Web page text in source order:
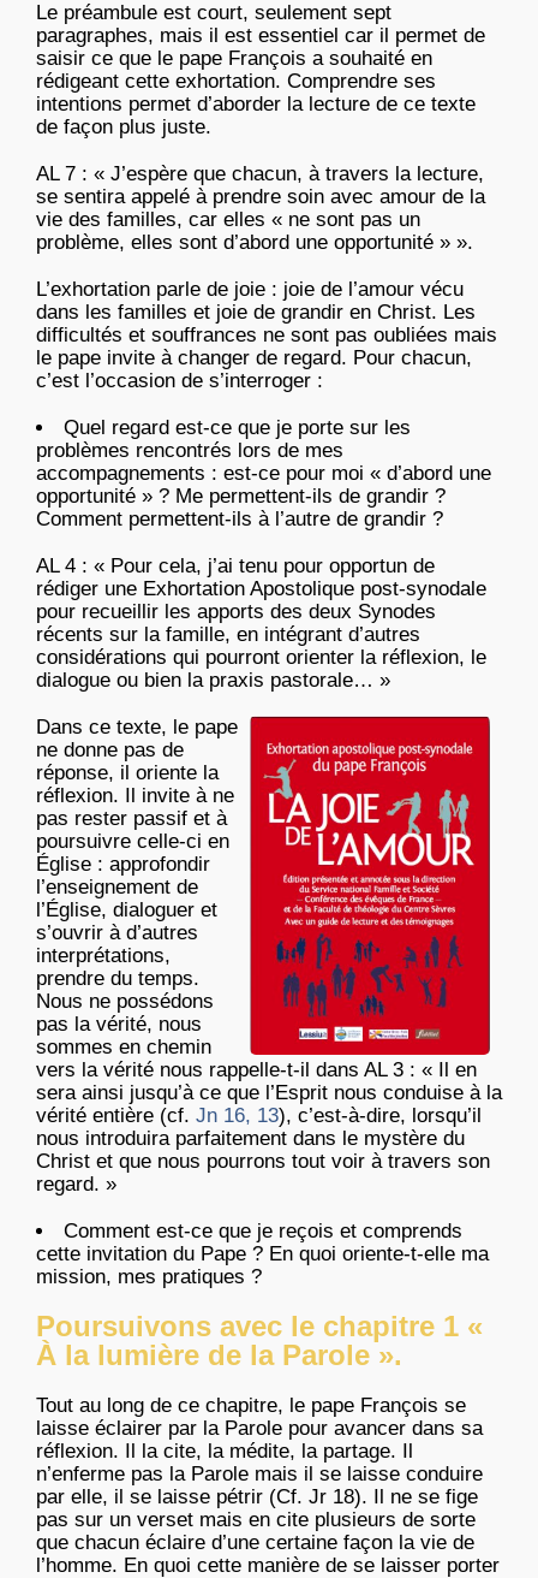
Le préambule est court, seulement sept
paragraphes, mais il est essentiel car il permet de
saisir ce que le pape François a souhaité en
rédigeant cette exhortation. Comprendre ses
intentions permet d’aborder la lecture de ce texte
de façon plus juste.
AL 7 : « J’espère que chacun, à travers la lecture,
se sentira appelé à prendre soin avec amour de la
vie des familles, car elles « ne sont pas un
problème, elles sont d’abord une opportunité » ».
L’exhortation parle de joie : joie de l’amour vécu
dans les familles et joie de grandir en Christ. Les
difficultés et souffrances ne sont pas oubliées mais
le pape invite à changer de regard. Pour chacun,
c’est l’occasion de s’interroger :
Quel regard est-ce que je porte sur les
problèmes rencontrés lors de mes
accompagnements : est-ce pour moi « d’abord une
opportunité » ? Me permettent-ils de grandir ?
Comment permettent-ils à l’autre de grandir ?
AL 4 : « Pour cela, j’ai tenu pour opportun de
rédiger une Exhortation Apostolique post-synodale
pour recueillir les apports des deux Synodes
récents sur la famille, en intégrant d’autres
considérations qui pourront orienter la réflexion, le
dialogue ou bien la praxis pastorale… »
Dans ce texte, le pape
ne donne pas de
réponse, il oriente la
réflexion. Il invite à ne
pas rester passif et à
poursuivre celle-ci en
Église : approfondir
l’enseignement de
l’Église, dialoguer et
s’ouvrir à d’autres
interprétations,
prendre du temps.
Nous ne possédons
pas la vérité, nous
sommes en chemin
vers la vérité nous rappelle-t-il dans AL 3 : « Il en
sera ainsi jusqu’à ce que l’Esprit nous conduise à la
vérité entière (cf. Jn 16, 13), c’est-à-dire, lorsqu’il
nous introduira parfaitement dans le mystère du
Christ et que nous pourrons tout voir à travers son
regard. »
Comment est-ce que je reçois et comprends
cette invitation du Pape ? En quoi oriente-t-elle ma
mission, mes pratiques ?
Poursuivons avec le chapitre 1 «
À la lumière de la Parole ».
Tout au long de ce chapitre, le pape François se
laisse éclairer par la Parole pour avancer dans sa
réflexion. Il la cite, la médite, la partage. Il
n’enferme pas la Parole mais il se laisse conduire
par elle, il se laisse pétrir (Cf. Jr 18). Il ne se fige
pas sur un verset mais en cite plusieurs de sorte
que chacun éclaire d’une certaine façon la vie de
l’homme. En quoi cette manière de se laisser porter